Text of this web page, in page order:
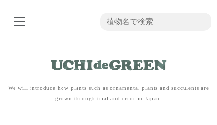
We will introduce how plants such as ornamental plants and succulents are
grown through trial and error in Japan.